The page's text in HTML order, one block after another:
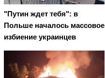
"Путин ждет тебя": в
Польше началось массовое
избиение украинцев